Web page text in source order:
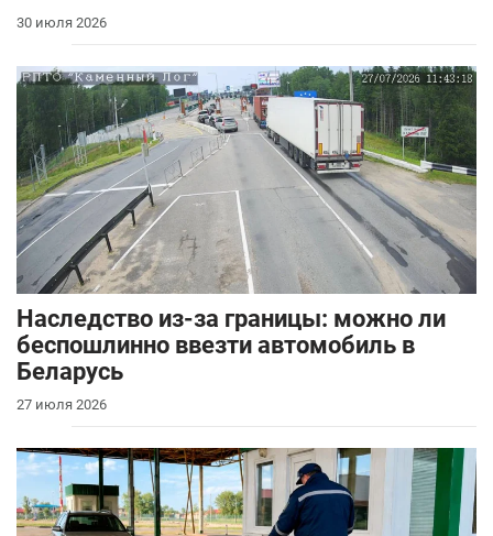
30 июля 2026
Наследство из-за границы: можно ли
беспошлинно ввезти автомобиль в
Беларусь
27 июля 2026